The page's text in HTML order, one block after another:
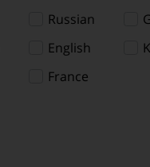
Russian
English
France